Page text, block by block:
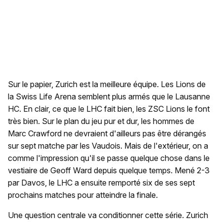
Sur le papier, Zurich est la meilleure équipe. Les Lions de
la Swiss Life Arena semblent plus armés que le Lausanne
HC. En clair, ce que le LHC fait bien, les ZSC Lions le font
très bien. Sur le plan du jeu pur et dur, les hommes de
Marc Crawford ne devraient d'ailleurs pas être dérangés
sur sept matche par les Vaudois. Mais de l'extérieur, on a
comme l'impression qu'il se passe quelque chose dans le
vestiaire de Geoff Ward depuis quelque temps. Mené 2-3
par Davos, le LHC a ensuite remporté six de ses sept
prochains matches pour atteindre la finale.
Une question centrale va conditionner cette série. Zurich